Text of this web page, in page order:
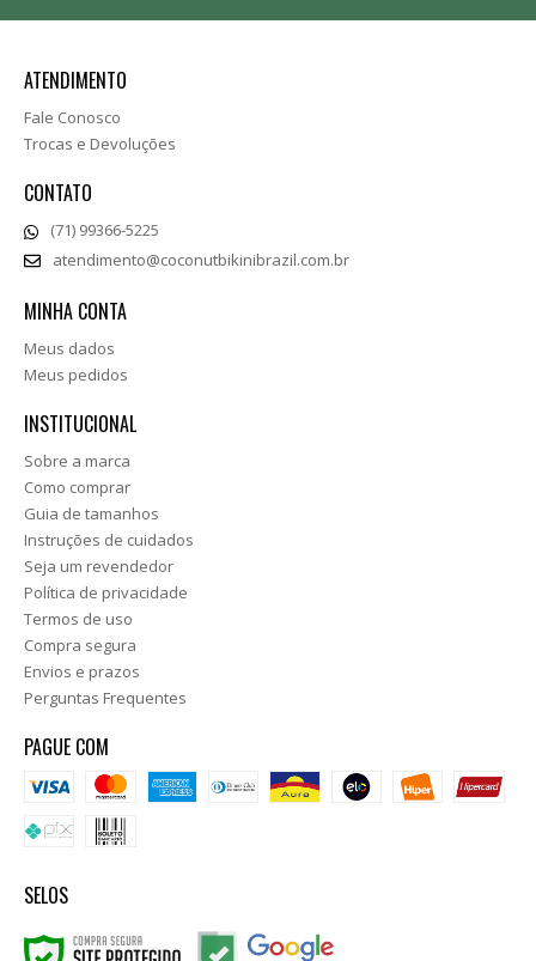
ATENDIMENTO
Fale Conosco
Trocas e Devoluções
CONTATO
(71) 99366-5225
atendimento@coconutbikinibrazil.com.br
MINHA CONTA
Meus dados
Meus pedidos
INSTITUCIONAL
Sobre a marca
Como comprar
Guia de tamanhos
Instruções de cuidados
Seja um revendedor
Política de privacidade
Termos de uso
Compra segura
Envios e prazos
Perguntas Frequentes
PAGUE COM
SELOS